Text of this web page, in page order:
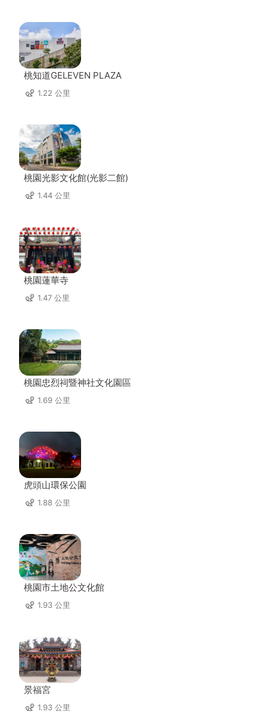
桃知道GELEVEN PLAZA
1.22 公里
桃園光影文化館(光影二館)
1.44 公里
桃園蓮華寺
1.47 公里
桃園忠烈祠暨神社文化園區
1.69 公里
虎頭山環保公園
1.88 公里
桃園市土地公文化館
1.93 公里
景福宮
1.93 公里